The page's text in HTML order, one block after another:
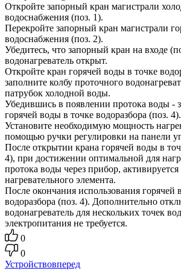
Откройте запорный кран магистрали
водоснабжения (поз. 1).
Перекройте запорный кран магистрали
водоснабжения (поз. 2).
Убедитесь, что запорный кран на входе
водонагреватель открыт.
Откройте кран горячей воды в точке
заполните колбу проточного
патрубок холодной воды.
Убедившись в появлении протока воды -
горячей воды в точке водоразбора (поз. 4).
Установите необходимую мощность
помощью ручки регулировки на панели
После открытии крана горячей воды в
4), при достижении оптимальной для
протока воды через прибор,
нагревательного элемента.
После окончания использования горячей
водоразбора (поз. 4). Дополнительно
водонагреватель для нескольких точек
электропитания не требуется.
0
0
Устройствовперед